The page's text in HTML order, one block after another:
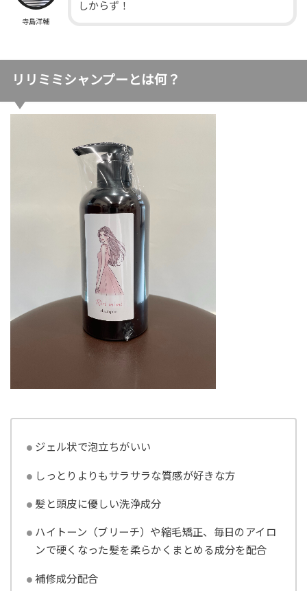
寺島洋輔
しからず！
リリミミシャンプーとは何？
ジェル状で泡立ちがいい
しっとりよりもサラサラな質感が好きな方
髪と頭皮に優しい洗浄成分
ハイトーン（ブリーチ）や縮毛矯正、毎日のアイロ
ンで硬くなった髪を柔らかくまとめる成分を配合
補修成分配合